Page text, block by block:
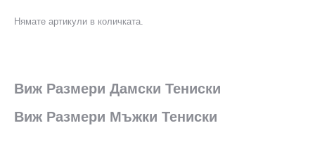
Нямате артикули в количката.
Виж Размери Дамски Тениски
Виж Размери Мъжки Тениски